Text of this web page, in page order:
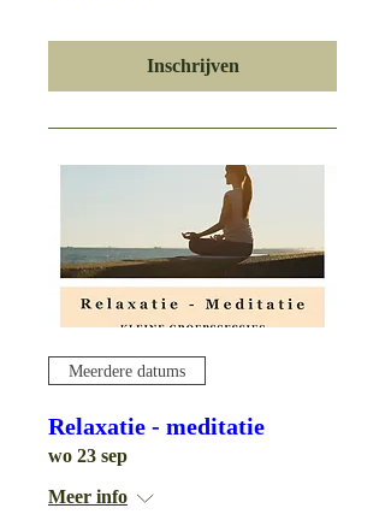
Inschrijven
Meerdere datums
Relaxatie - meditatie
wo 23 sep
Meer info